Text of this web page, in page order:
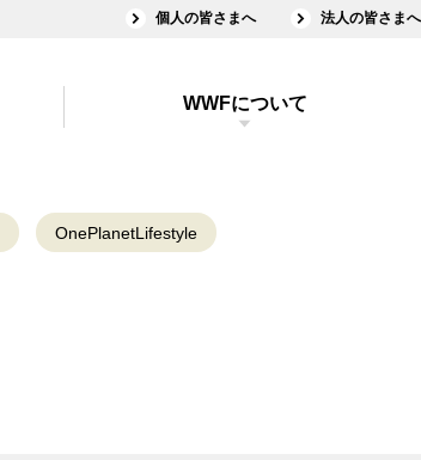
個人の皆さまへ 法人の皆さまへ
WWFについて
OnePlanetLifestyle